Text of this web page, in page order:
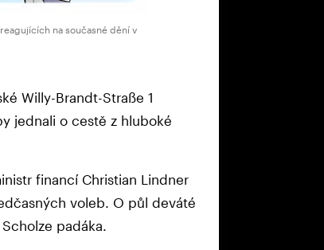
na současné dění v
Willy-Brandt-Straße 1
jednali o cestě z hluboké
financí Christian Lindner
voleb. O půl deváté
padáka.